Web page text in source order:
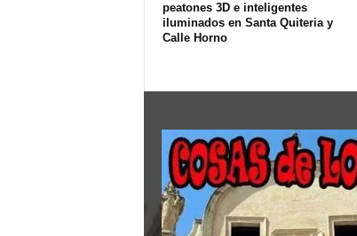
peatones 3D e inteligentes
iluminados en Santa Quiteria y
Calle Horno